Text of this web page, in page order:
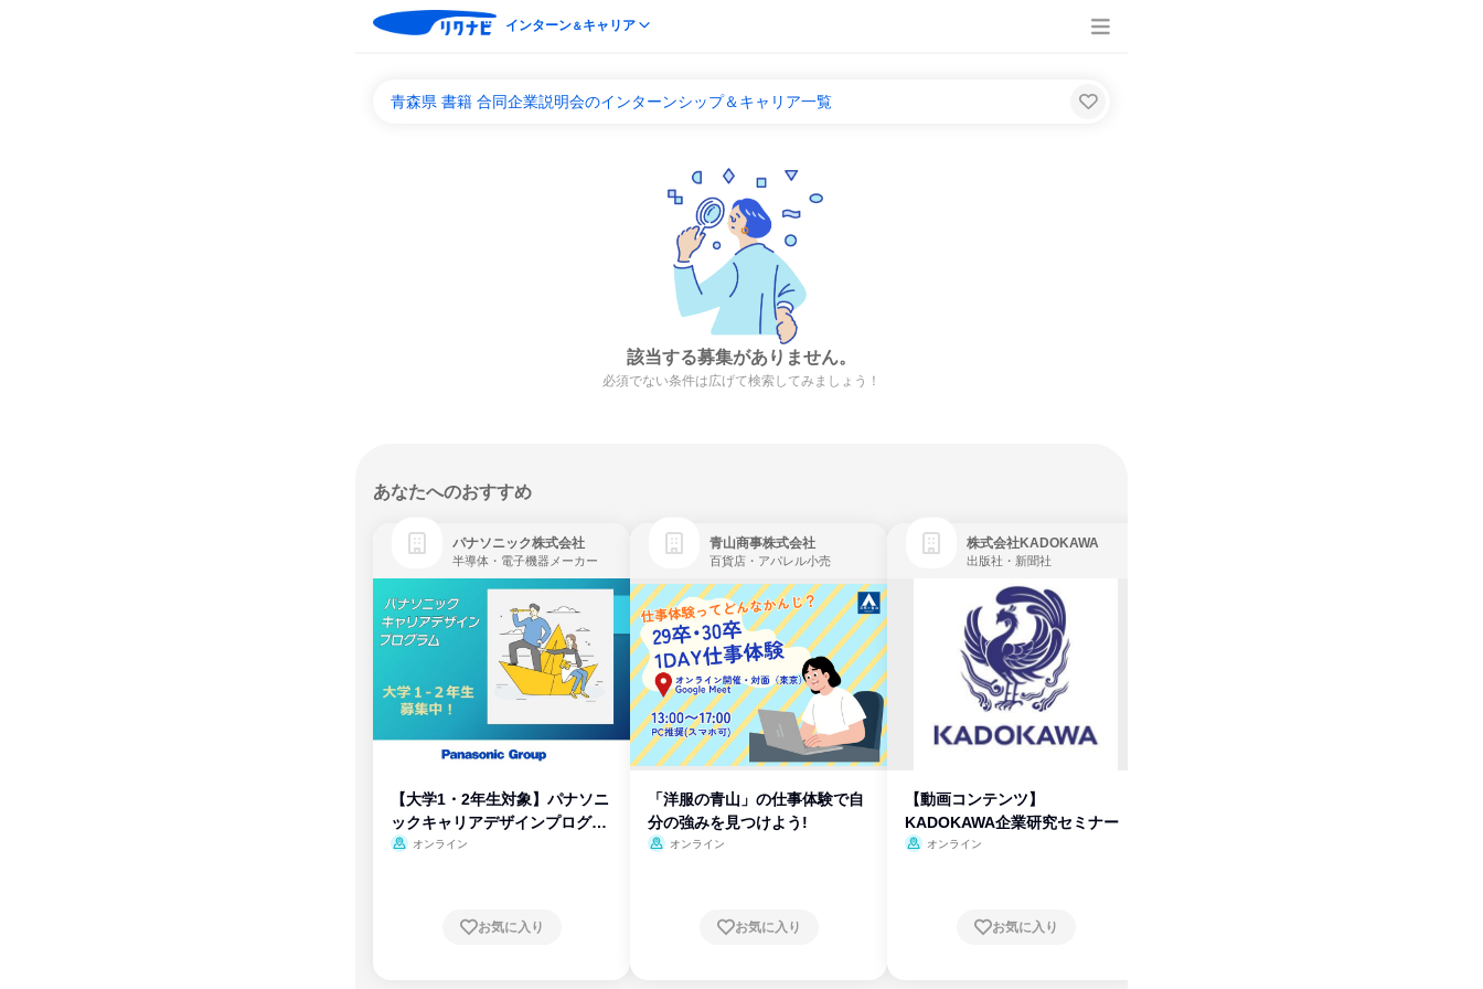
インターン＆キャリア
青森県 書籍 合同企業説明会のインターンシップ＆キャリア一覧
該当する募集がありません。
必須でない条件は広げて検索してみましょう！
あなたへのおすすめ
パナソニック株式会社
半導体・電子機器メーカー
【大学1・2年生対象】パナソニ
ックキャリアデザインプログラ
ム
オンライン
お気に入り
青山商事株式会社
百貨店・アパレル小売
「洋服の青山」の仕事体験で自
分の強みを見つけよう!
オンライン
お気に入り
株式会社KADOKAWA
出版社・新聞社
【動画コンテンツ】
KADOKAWA企業研究セミナー
オンライン
お気に入り